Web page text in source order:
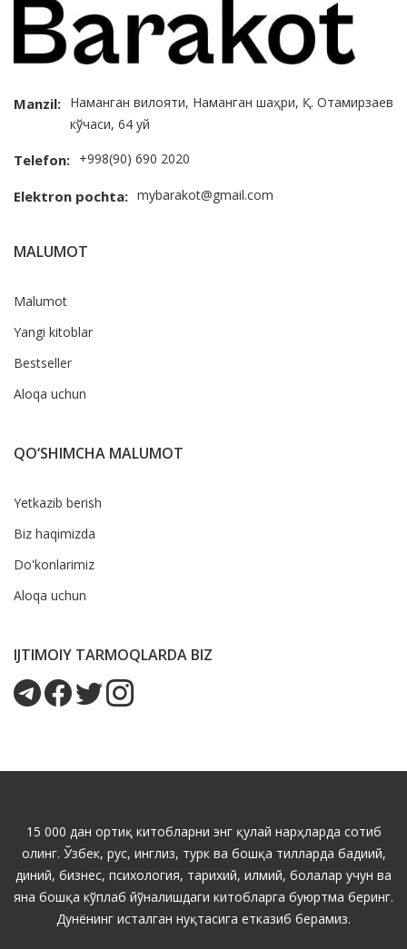
Manzil: Наманган вилояти, Наманган шаҳри, Қ. Отамирзаев
кўчаси, 64 уй
Telefon: +998(90) 690 2020
Elektron pochta: mybarakot@gmail.com
MALUMOT
Malumot
Yangi kitoblar
Bestseller
Aloqa uchun
QO‘SHIMCHA MALUMOT
Yetkazib berish
Biz haqimizda
Do'konlarimiz
Aloqa uchun
IJTIMOIY TARMOQLARDA BIZ
15 000 дан ортиқ китобларни энг қулай нарҳларда сотиб
олинг. Ўзбек, рус, инглиз, турк ва бошқа тилларда бадиий,
диний, бизнес, психология, тарихий, илмий, болалар учун ва
яна бошқа кўплаб йўналишдаги китобларга буюртма беринг.
Дунёнинг исталган нуқтасига етказиб берамиз.